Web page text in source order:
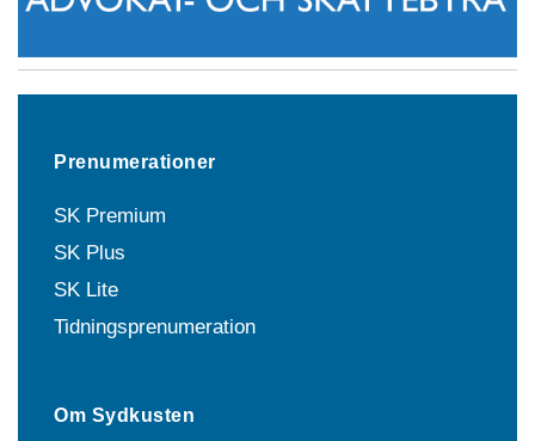
Prenumerationer
SK Premium
SK Plus
SK Lite
Tidningsprenumeration
Om Sydkusten